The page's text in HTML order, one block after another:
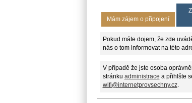
Mám zájem o připojení
Pokud máte dojem, že zde
nás o tom informovat na této
V případě že jste osoba
stránku administrace a přihlšte
wifi@internetprovsechny.cz.